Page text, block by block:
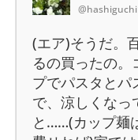
(エア)そうだ。
るの買ったの
プでパスタとパ
で、涼しくなっ
と……(カップ麺